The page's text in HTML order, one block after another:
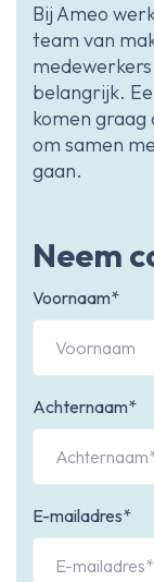
Bij Ameo
team van
belangrijk.
komen graag
om samen
gaan.
Neem
Voornaam*
Achternaam*
E-mailadres*